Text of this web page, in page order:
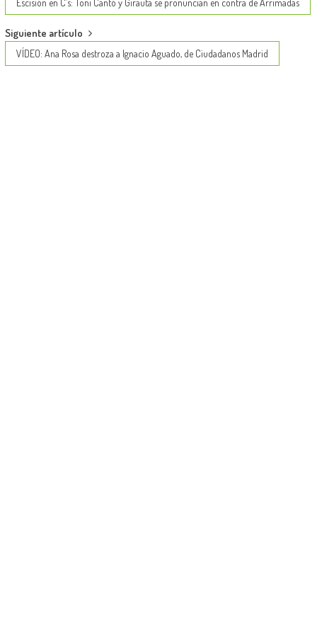
navigation
Escisión en C’s: Toni Cantó y Girauta se pronuncian en contra de Arrimadas
Siguiente artículo
VÍDEO: Ana Rosa destroza a Ignacio Aguado, de Ciudadanos Madrid